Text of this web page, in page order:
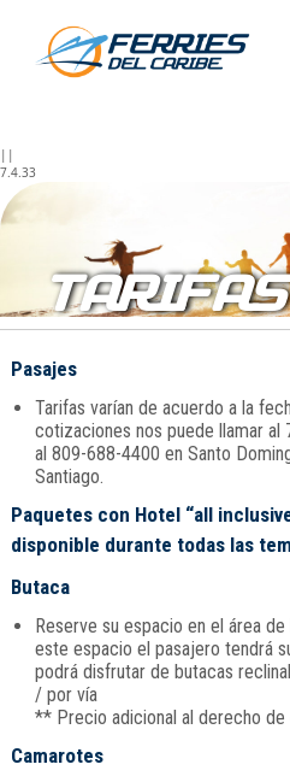
||
7.4.33
TARIFAS
Pasajes
Tarifas varían de acuerdo a la
cotizaciones nos puede llamar
al 809-688-4400 en Santo
Santiago.
Paquetes con Hotel “all
disponible durante todas las
Butaca
Reserve su espacio en el área
este espacio el pasajero tendrá
podrá disfrutar de butacas
/ por vía
** Precio adicional al derecho de
Camarotes